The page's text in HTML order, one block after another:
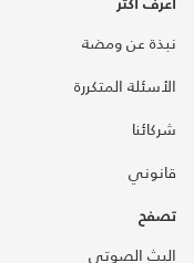
نبذة عن ومضة
الأسئلة المتكررة
شركائنا
قانوني
تصفح
البث الصوتي